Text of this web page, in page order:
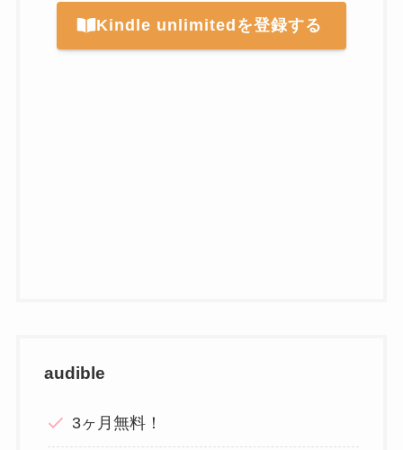
Kindle unlimitedを登録する
audible
3ヶ月無料！